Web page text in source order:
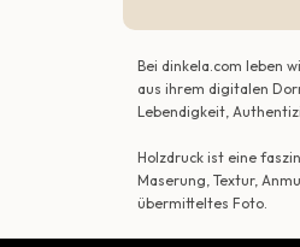
Bei dinkela.com leben
aus ihrem digitalen
Lebendigkeit,
Holzdruck ist eine
Maserung, Textur,
übermitteltes Foto.